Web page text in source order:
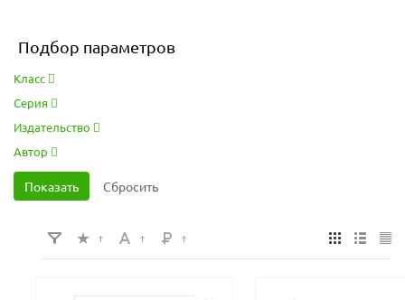
Подбор параметров
Класс
Серия
Издательство
Автор